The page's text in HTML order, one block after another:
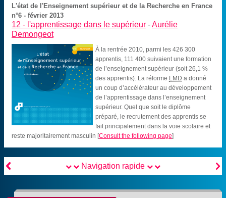
L'état de l'Enseignement supérieur et de la Recherche en France
n°6 - février 2013
12 - l'apprentissage dans le supérieur -Aurélie
Demongeot
À la rentrée 2010, parmi les 426 300
apprentis, 111 400 suivaient une formation
de l’enseignement supérieur (soit 26,1 %
des apprentis). La réforme
LMD a donné
un coup d’accélérateur au développement
de l’apprentissage dans l’enseignement
supérieur. Quel que soit le diplôme
préparé, le recrutement des apprentis se
fait principalement dans la voie scolaire et
reste majoritairement masculin [Consult the following page]
 
Navigation rapide